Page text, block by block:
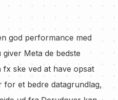
god performance med
Meta de bedste
ske ved at have opsat
et bedre datagrundlag,